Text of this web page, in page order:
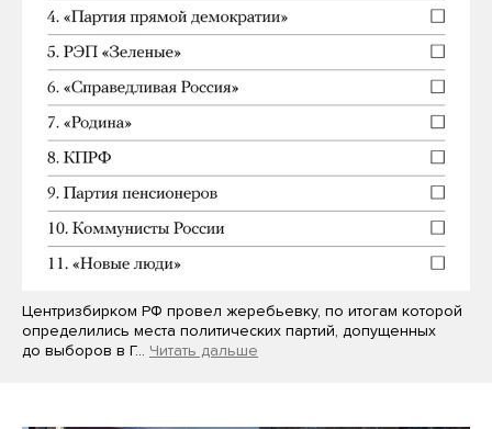
Центризбирком РФ провел жеребьевку, по итогам которой
определились места политических партий, допущенных
до выборов в Г… Читать дальше